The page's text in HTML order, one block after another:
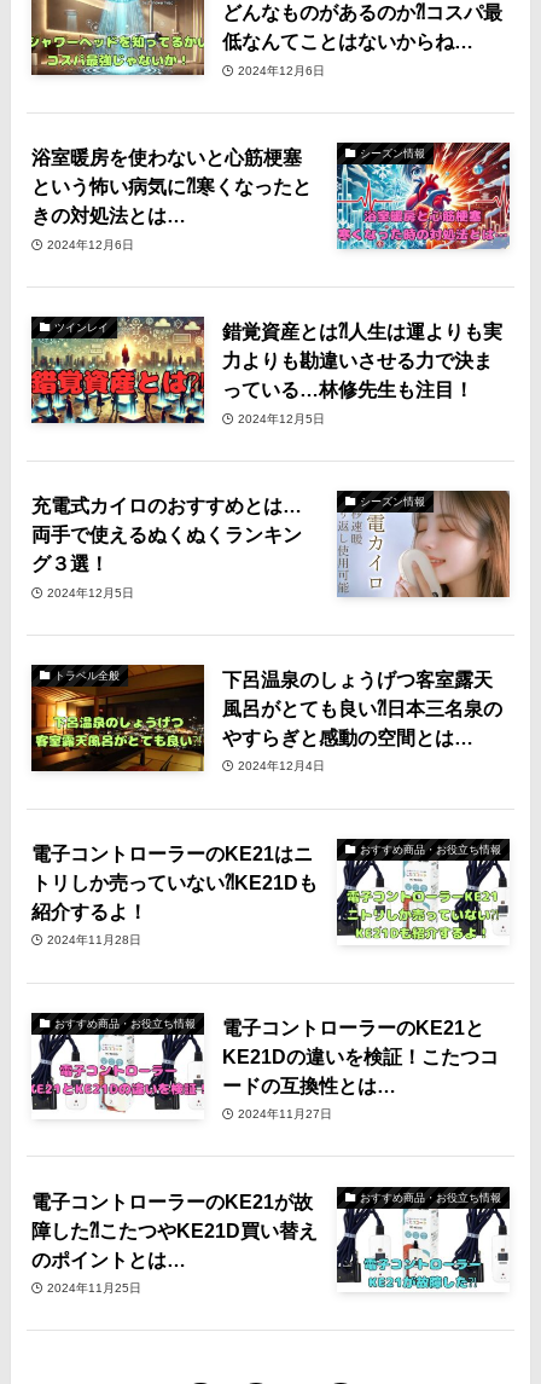
どんなものがあるのか⁈コスパ最
低なんてことはないからね…
2024年12月6日
シーズン情報
浴室暖房を使わないと心筋梗塞
という怖い病気に⁈寒くなったと
きの対処法とは…
2024年12月6日
ツインレイ
錯覚資産とは⁈人生は運よりも実
力よりも勘違いさせる力で決ま
っている…林修先生も注目！
2024年12月5日
シーズン情報
充電式カイロのおすすめとは…
両手で使えるぬくぬくランキン
グ３選！
2024年12月5日
トラベル全般
下呂温泉のしょうげつ客室露天
風呂がとても良い⁈日本三名泉の
やすらぎと感動の空間とは…
2024年12月4日
おすすめ商品・お役立ち情報
電子コントローラーのKE21はニ
トリしか売っていない⁈KE21Dも
紹介するよ！
2024年11月28日
おすすめ商品・お役立ち情報
電子コントローラーのKE21と
KE21Dの違いを検証！こたつコ
ードの互換性とは…
2024年11月27日
おすすめ商品・お役立ち情報
電子コントローラーのKE21が故
障した⁈こたつやKE21D買い替え
のポイントとは…
2024年11月25日